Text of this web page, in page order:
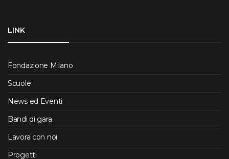
LINK
Fondazione Milano
Scuole
News ed Eventi
Bandi di gara
Lavora con noi
Progetti